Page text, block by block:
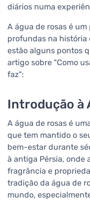
diários numa
A água de rosas é
profundas na história
estão alguns pontos
artigo sobre "Como
faz":
Introdução à
A água de rosas é
que tem mantido o
bem-estar durante
à antiga Pérsia, onde
fragrância e
tradição da água de
mundo,